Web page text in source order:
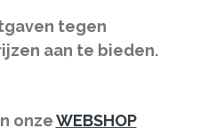
tegen
aan te bieden.
onzeWEBSHOP